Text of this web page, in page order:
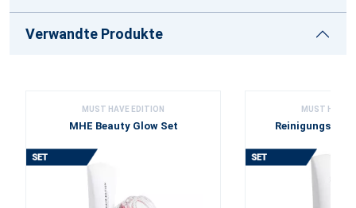
Verwandte Produkte
MUST HAVE EDITION
MHE Beauty Glow Set
MUST HAVE
Reinigungsset